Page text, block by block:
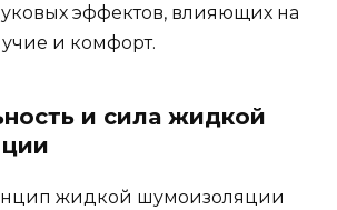
эффектов, влияющих на
и комфорт.
и сила жидкой
жидкой шумоизоляции